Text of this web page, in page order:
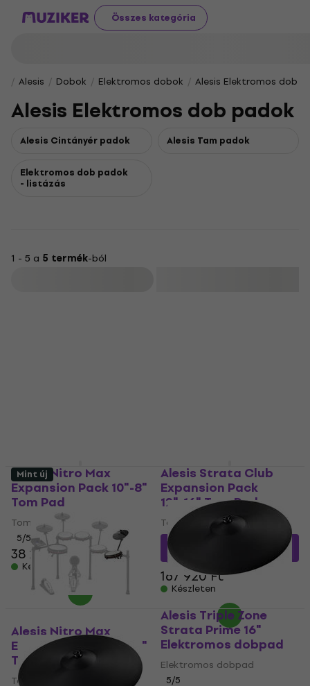
Összes kategória
Alesis Dobok Elektromos dobok Alesis Elektromos dob
Alesis Elektromos dob padok
Alesis Cintányér padok Alesis Tam padok
Elektromos dob padok
- listázás
1 - 5 a 5 termék-ból
Alesis Nitro Max
Expansion Pack 10"-8"
Tom Pad
Tom Pad
5/5
38 290 Ft
Készleten
Alesis Strata Club
Expansion Pack
12"-16" Tom Pad
Tom Pad
148 050 Ft
kóddal
167 920 Ft
Készleten
Mint új
Alesis Nitro Max
Expansion Pack 10"-8"
Tom Pad (Mint új)
Tom Pad
Alesis Triple Zone
Strata Prime 16"
Elektromos dobpad
Elektromos dobpad
5/5